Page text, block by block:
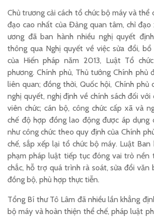
Chủ trương cải cách tổ chức bộ máy và thể
đạo cao nhất của Đảng quan tâm, chỉ đạo
ương đã ban hành nhiều nghị quyết
thông qua Nghị quyết về việc sửa đổi,
của Hiến pháp năm 2013, Luật Tổ
phương. Chính phủ, Thủ tướng Chính phủ
liên quan; đồng thời, Quốc hội, Chính phủ
nghị quyết, nghị định về chính sách đối với
viên chức; cán bộ, công chức cấp xã và
chế độ hợp đồng lao động được áp dụng
như công chức theo quy định của Chính
chế, sắp xếp lại tổ chức bộ máy. Luật
phạm pháp luật tiếp tục đóng vai trò nền
chắc, hỗ trợ quá trình rà soát, sửa đổi văn
đồng bộ, phù hợp thực tiễn.
Tổng Bí thư Tô Lâm đã nhiều lần khẳng
bộ máy và hoàn thiện thể chế, pháp luật